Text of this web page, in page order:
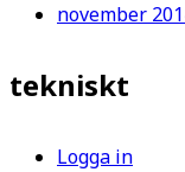
november
tekniskt
Logga in